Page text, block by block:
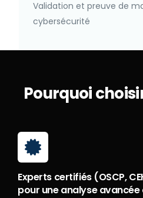
Validation et preuve de
cybersécurité
Pourquoi
Experts certifiés (OSCP,
pour une analyse avancée